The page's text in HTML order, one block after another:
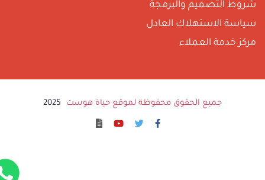
التصميم والبرمجة
الاستهلاك العادل
خدمة العملاء
جميع الحقوق محفوظة لموقع حياة هوست 2025